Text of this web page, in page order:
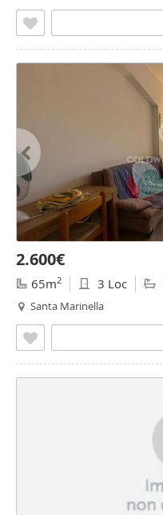
2.600€
65m2 3 Loc
Santa Marinella